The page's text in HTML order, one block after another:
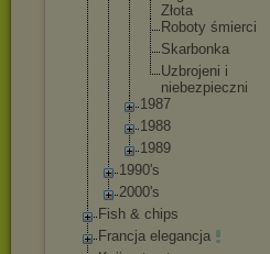
Złota
Roboty śmierci
Skarbonka
Uzbrojeni i
niebezpieczni
1987
1988
1989
1990's
2000's
Fish & chips
Francja elegancja